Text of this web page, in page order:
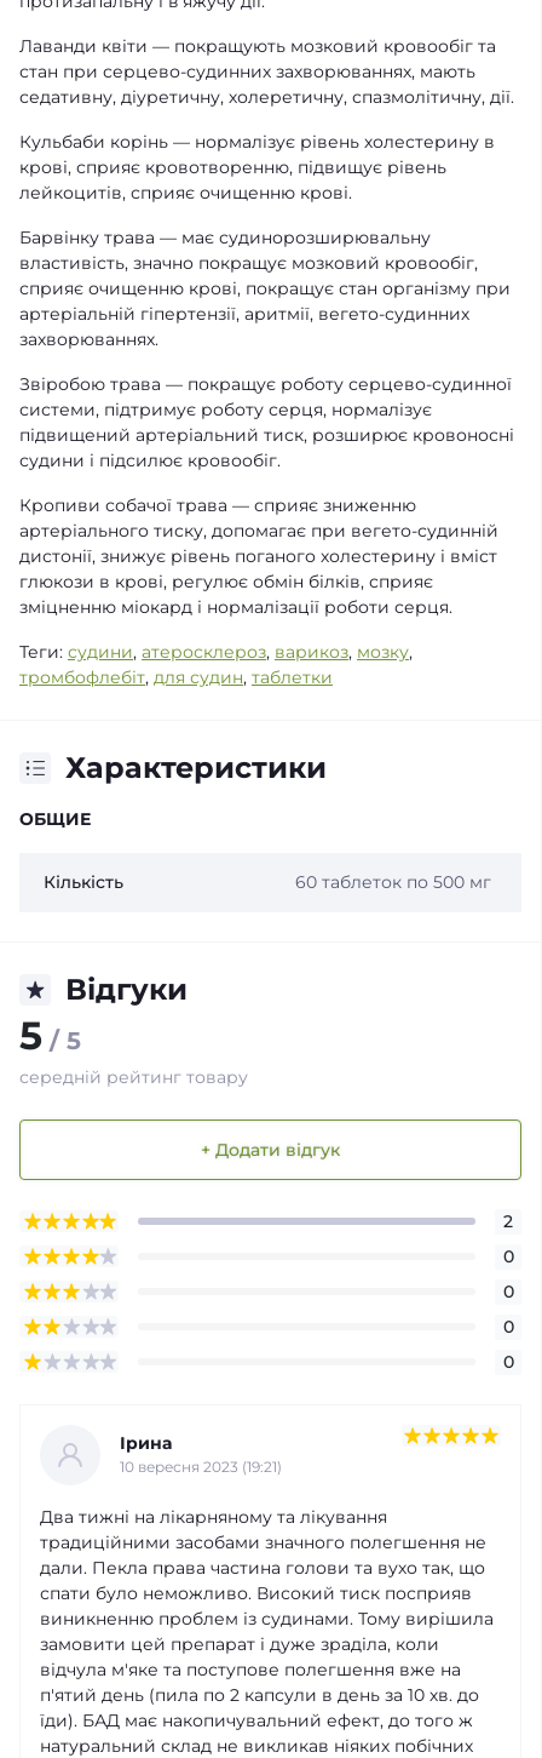
Лаванди квіти — покращують мозковий кровообіг та
стан при серцево-судинних захворюваннях, мають
седативну, діуретичну, холеретичну, спазмолітичну, дії.
Кульбаби корінь — нормалізує рівень холестерину в
крові, сприяє кровотворенню, підвищує рівень
лейкоцитів, сприяє очищенню крові.
Барвінку трава — має судинорозширювальну
властивість, значно покращує мозковий кровообіг,
сприяє очищенню крові, покращує стан організму при
артеріальній гіпертензії, аритмії, вегето-судинних
захворюваннях.
Звіробою трава — покращує роботу серцево-судинної
системи, підтримує роботу серця, нормалізує
підвищений артеріальний тиск, розширює кровоносні
судини і підсилює кровообіг.
Кропиви собачої трава — сприяє зниженню
артеріального тиску, допомагає при вегето-судинній
дистонії, знижує рівень поганого холестерину і вміст
глюкози в крові, регулює обмін білків, сприяє
зміцненню міокард і нормалізації роботи серця.
Теги: судини, атеросклероз, варикоз, мозку,
тромбофлебіт, для судин, таблетки
Характеристики
ОБЩИЕ
Кількість 60 таблеток по 500 мг
Відгуки
5 / 5
середній рейтинг товару
+ Додати відгук
2
0
0
0
0
Ірина
10 вересня 2023 (19:21)
Два тижні на лікарняному та лікування
традиційними засобами значного полегшення не
дали. Пекла права частина голови та вухо так, що
спати було неможливо. Високий тиск посприяв
виникненню проблем із судинами. Тому вирішила
замовити цей препарат і дуже зраділа, коли
відчула м'яке та поступове полегшення вже на
п'ятий день (пила по 2 капсули в день за 10 хв. до
їди). БАД має накопичувальний ефект, до того ж
натуральний склад не викликав ніяких побічних